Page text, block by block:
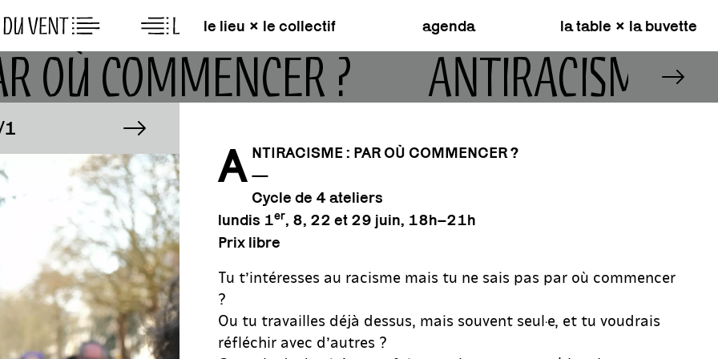
le lieu × le collectif agenda la table × la buvette
OÙ COMMENCER ? ANTIRACISME :
A NTIRACISME : PAR OÙ COMMENCER ?
—
Cycle de 4 ateliers
lundis 1er, 8, 22 et 29 juin, 18h–21h
Prix libre
Tu t’intéresses au racisme mais tu ne sais pas par où commencer
?
Ou tu travailles déjà dessus, mais souvent seul·e, et tu voudrais
réfléchir avec d’autres ?
IMAGE
1/1
IMAGE
1/1